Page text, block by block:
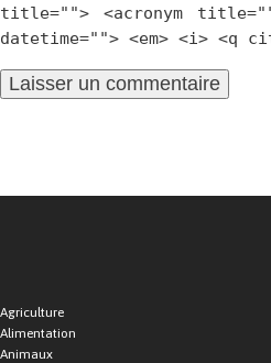
title=""> <acronym
datetime=""> <em> <i> <q
Agriculture
Alimentation
Animaux